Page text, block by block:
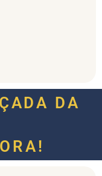
DA